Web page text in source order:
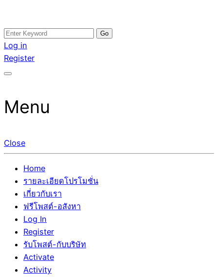
Skip
to
content
อสังหาโพสต์ รีวิวเยอะ รับจ้างโพสต์ขายบ้าน รับจ้างโพสต์อสัง
หา แตกต่างอย่างตั้งใจ รับรองผล อันดับ1 การโพสต์ขายอสังหา
กับทีมงานบริษัท บ้าน ที่ดิน คอนโด ติดGoogleหน้าแรกได้จริงๆ
รับจ้างโพสอสังหา ขายบ้าน อสังหาโพสต์ เชื่อถือได้จริง รับ
โพสต์ ที่ดิน กับทีมงานบริษัท ถูกและดีที่สุด ไม่มีค่านายหน้า
ขายได้จริงๆ ช่วยสร้างโอกาสในการขายได้มากกว่า ที่เดียว ที่
Search
for:
Log in
Register
Menu
Close
Home
รายละเอียดโปรโมชั่น
เกี่ยวกับเรา
ฟรีโพสต์-อสังหา
Log In
Register
รับโพสต์-กับบริษัท
Activate
Activity